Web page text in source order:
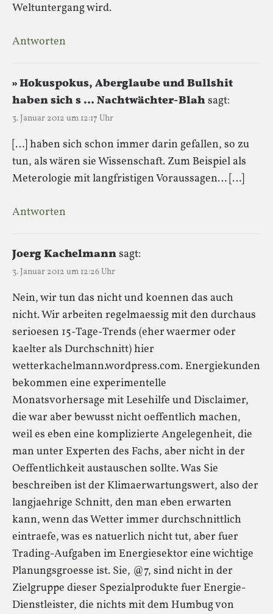
Weltuntergang wird.
Antworten
» Hokuspokus, Aberglaube und Bullshit
haben sich s … Nachtwächter-Blah sagt:
3. Januar 2012 um 12:17 Uhr
[…] haben sich schon immer darin gefallen, so zu
tun, als wären sie Wissenschaft. Zum Beispiel als
Meterologie mit langfristigen Voraussagen… […]
Antworten
Joerg Kachelmannsagt:
3. Januar 2012 um 12:26 Uhr
Nein, wir tun das nicht und koennen das auch
nicht. Wir arbeiten regelmaessig mit den durchaus
serioesen 15-Tage-Trends (eher waermer oder
kaelter als Durchschnitt) hier
wetterkachelmann.wordpress.com. Energiekunden
bekommen eine experimentelle
Monatsvorhersage mit Lesehilfe und Disclaimer,
die war aber bewusst nicht oeffentlich machen,
weil es eben eine komplizierte Angelegenheit, die
man unter Experten des Fachs, aber nicht in der
Oeffentlichkeit austauschen sollte. Was Sie
beschreiben ist der Klimaerwartungswert, also der
langjaehrige Schnitt, den man eben erwarten
kann, wenn das Wetter immer durchschnittlich
eintraefe, was es natuerlich nicht tut, aber fuer
Trading-Aufgaben im Energiesektor eine wichtige
Planungsgroesse ist. Sie, @7, sind nicht in der
Zielgruppe dieser Spezialprodukte fuer Energie-
Dienstleister, die nichts mit dem Humbug von